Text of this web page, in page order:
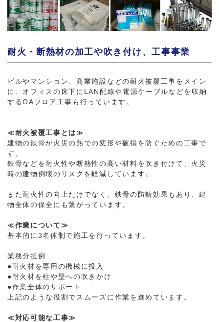
耐火・断熱材の加工や吹き付け、工事事業
ビルやマンション、商業施設などの耐火被覆工事をメイン
に、オフィスの床下にLAN配線や電源ケーブルなどを収納
するOAフロア工事も行っています。
≪耐火被覆工事とは≫
建物の鉄骨が火災の熱での変形や破損を防ぐための工事で
す。
鉄骨などを耐火性や断熱性の高い材料を吹き付けて、火災
時の建物倒壊のリスクを軽減しています。
また耐火性の向上だけでなく、鉄骨の防錆効果もあり、建
物全体の保全にも繋がっています。
≪作業について≫
基本的に3名体制で施工を行っています。
業務分担例
●耐火材を専用の機械に投入
●耐火材を柱や壁への吹きかけ
●作業全体のサポート
上記のような役割でスムーズに作業を進めています。
≪対応可能な工事≫